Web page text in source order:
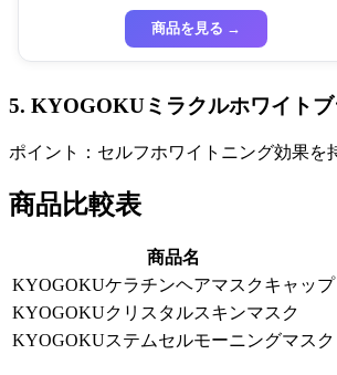
商品を見る →
5. KYOGOKUミラクルホワイト
ポイント：セルフホワイトニング効果を
商品比較表
商品名
KYOGOKUケラチンヘアマスクキャップ
KYOGOKUクリスタルスキンマスク
KYOGOKUステムセルモーニングマスク